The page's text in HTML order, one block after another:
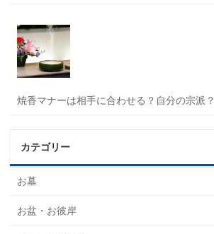
焼香マナーは相手に合わせる？自分の宗派？
カテゴリー
お墓
お盆・お彼岸